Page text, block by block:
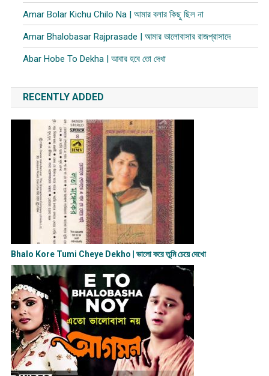
Amar Bolar Kichu Chilo Na | আমার বলার কিছু ছিল না
Amar Bhalobasar Rajprasade | আমার ভালোবাসার রাজপ্রাসাদে
Abar Hobe To Dekha | আবার হবে তো দেখা
RECENTLY ADDED
Bhalo Kore Tumi Cheye Dekho | ভালো করে তুমি চেয়ে দেখো